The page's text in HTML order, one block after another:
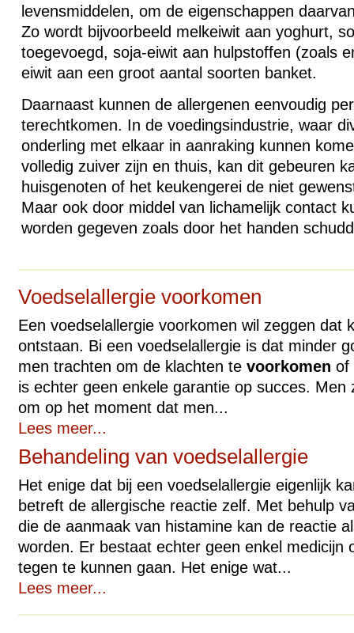
levensmiddelen, om de eigenschappen
Zo wordt bijvoorbeeld melkeiwit aan yoghurt,
toegevoegd, soja-eiwit aan hulpstoffen (zoals
eiwit aan een groot aantal soorten banket.
Daarnaast kunnen de allergenen eenvoudig
terechtkomen. In de voedingsindustrie, waar
onderling met elkaar in aanraking kunnen
volledig zuiver zijn en thuis, kan dit gebeuren
huisgenoten of het keukengerei de niet
Maar ook door middel van lichamelijk contact
worden gegeven zoals door het handen
Voedselallergie voorkomen
Een voedselallergie voorkomen wil zeggen dat
ontstaan. Bi een voedselallergie is dat minder
men trachten om de klachten te voorkomen of
is echter geen enkele garantie op succes. Men
om op het moment dat men...
Lees meer...
Behandeling van voedselallergie
Het enige dat bij een voedselallergie eigenlijk
betreft de allergische reactie zelf. Met behulp
die de aanmaak van histamine kan de reactie
worden. Er bestaat echter geen enkel medicijn
tegen te kunnen gaan. Het enige wat...
Lees meer...